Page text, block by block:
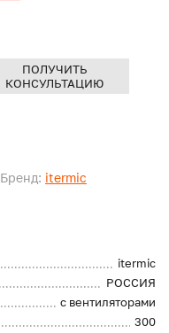
Бренд: itermic
itermic
РОССИЯ
с вентиляторами
300
ПОЛУЧИТЬ
КОНСУЛЬТАЦИЮ